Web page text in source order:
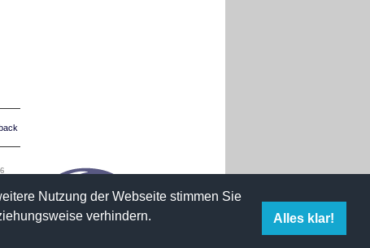
Nutzung der Webseite stimmen Sie
verhindern.
Alles klar!